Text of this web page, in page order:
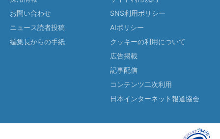
お問い合わせ
ニュース読者投稿
編集長からの手紙
SNS利用ポリシー
AIポリシー
クッキーの利用について
広告掲載
記事配信
コンテンツ二次利用
日本インターネット報道協会